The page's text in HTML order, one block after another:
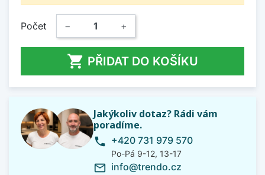
Počet − +
 PŘIDAT DO KOŠÍKU
Jakýkoliv dotaz? Rádi vám
poradíme.
phone +420 731 979 570
Po-Pá 9-12, 13-17
mail_outline info@trendo.cz